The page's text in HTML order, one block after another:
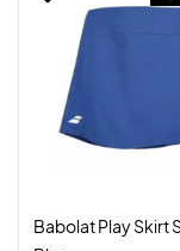
Babolat Play Skirt